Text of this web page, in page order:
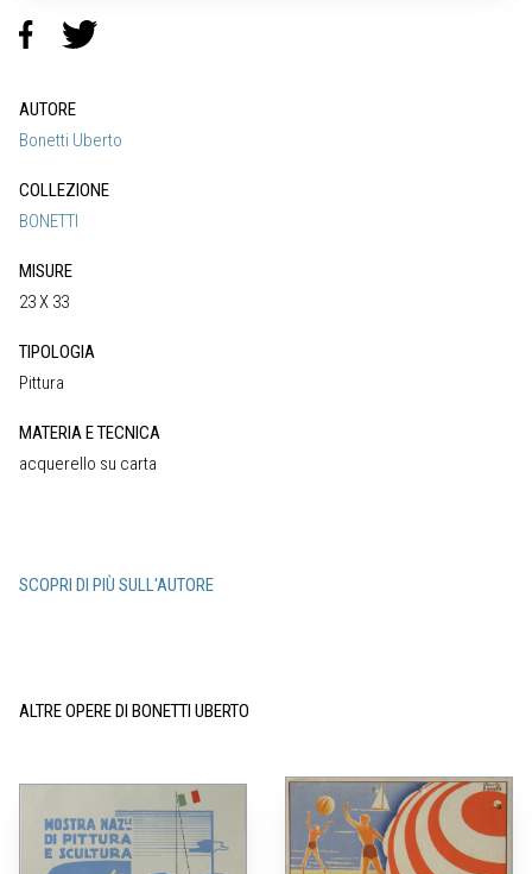
AUTORE
Bonetti Uberto
COLLEZIONE
BONETTI
MISURE
23 X 33
TIPOLOGIA
Pittura
MATERIA E TECNICA
acquerello su carta
SCOPRI DI PIÙ SULL'AUTORE
ALTRE OPERE DI BONETTI UBERTO